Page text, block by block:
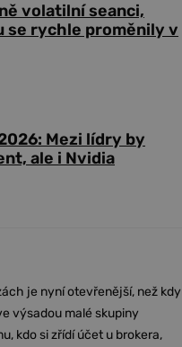
volatilní seanci,
se rychle proměnily v
Mezi lídry by
ale i Nvidia
je nyní otevřenější, než kdy
výsadou malé skupiny
kdo si zřídí účet u brokera,